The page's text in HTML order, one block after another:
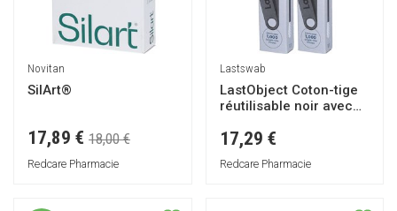
Novitan
SilArt®
17,89 € 18,00 €
Redcare Pharmacie
Lastswab
LastObject Coton-tige
réutilisable noir avec
17,29 €
Redcare Pharmacie